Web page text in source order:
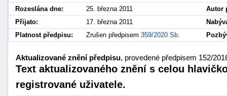
Rozeslána dne:
25. března 2011
Autor
Přijato:
17. března 2011
Platnost předpisu:
Zrušen předpisem 359/2020 Sb.
Aktualizované znění předpisu, provedené předpisem 152/
Text aktualizovaného znění s celou
registrované uživatele.